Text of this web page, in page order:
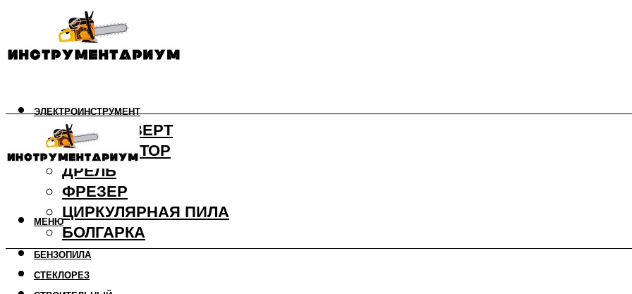
ЭЛЕКТРОИНСТРУМЕНТ
ШУРУПОВЕРТ
ПЕРФОРАТОР
ДРЕЛЬ
ФРЕЗЕР
ЦИРКУЛЯРНАЯ ПИЛА
БОЛГАРКА
БЕНЗОПИЛА
СТЕКЛОРЕЗ
МЕНЮ